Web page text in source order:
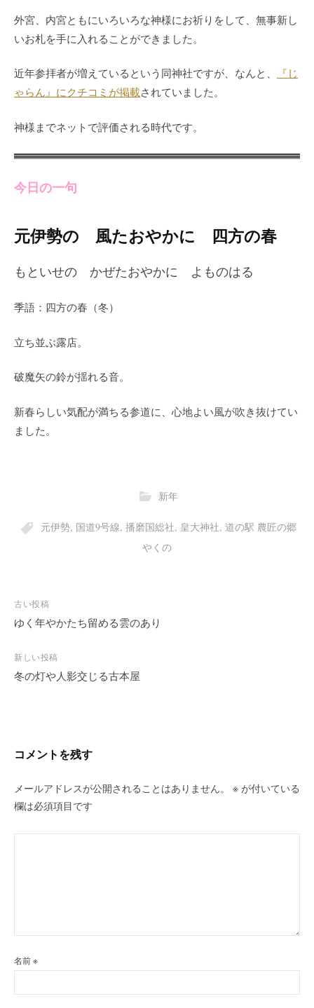
外宮、内宮ともにいろいろな神様にお祈りをして、無事新し
いお札を手に入れることができました。
近年参拝者が増えているという同神社ですが、なんと、
『じ
ゃらん』にクチコミが掲載されていました。
神様までネットで評価される時代です。
今日の一句
元伊勢の 風たおやかに 四方の春
もといせの かぜたおやかに よものはる
季語：四方の春（冬）
立ち並ぶ露店。
破魔矢の鈴が揺れる音。
新春らしい気配が満ちる参道に、心地よい風が吹き抜けてい
ました。
新年
元伊勢, 国道9号線, 播磨国総社, 皇大神社, 道の駅 農匠の郷
やくの
投
稿
ビ
ゲ
ン
古い投稿
ゆく年やかたち留める雲のあり
新しい投稿
冬の灯や人影交じる古本屋
コメントを残す
メールアドレスが公開されることはありません。 ※ が付いている
欄は必須項目です
名前※